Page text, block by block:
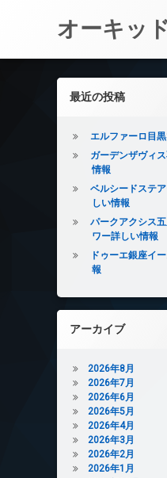
オーキッ
左サイドバー
最近の投稿
エルファーロ目
ガーデンザヴィ
情報
ベルシードステ
しい情報
パークアクシス
ワー詳しい情報
ドゥーエ銀座イ
報
アーカイブ
2026年8月
2026年7月
2026年6月
2026年5月
2026年4月
2026年3月
2026年2月
2026年1月